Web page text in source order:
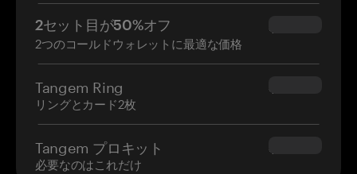
2セット目が50%オフ
2つのコールドウォレットに最適な価格
$34.95
Tangem Ring
リングとカード2枚
$160.00
Tangem プロキット
必要なのはこれだけ
$180.00